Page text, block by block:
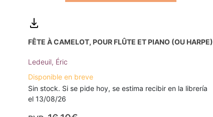
FÊTE À CAMELOT, POUR FLÛTE ET PIANO (OU HARPE)
Ledeuil, Éric
Disponible en breve
Sin stock. Si se pide hoy, se estima recibir en la librería
el 13/08/26